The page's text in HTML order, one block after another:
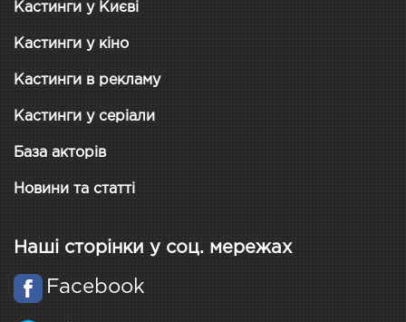
Кастинги у Києві
Кастинги у кіно
Кастинги в рекламу
Кастинги у серіали
База акторів
Новини та статті
Наші сторінки у соц. мережах
Facebook